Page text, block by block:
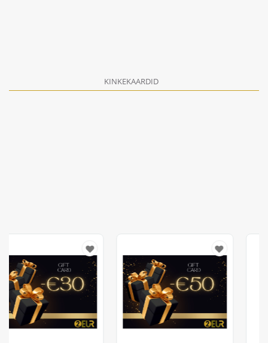
KINKEKAARDID